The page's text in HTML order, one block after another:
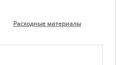
Расходные материалы